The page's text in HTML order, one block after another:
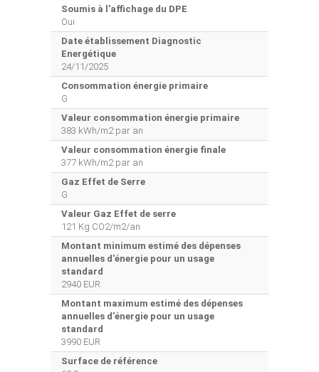
Soumis à l'affichage du DPE
Oui
Date établissement Diagnostic
Energétique
24/11/2025
Consommation énergie primaire
G
Valeur consommation énergie primaire
383 kWh/m2 par an
Valeur consommation énergie finale
377 kWh/m2 par an
Gaz Effet de Serre
G
Valeur Gaz Effet de serre
121 Kg CO2/m2/an
Montant minimum estimé des dépenses
annuelles d'énergie pour un usage
standard
2940 EUR
Montant maximum estimé des dépenses
annuelles d'énergie pour un usage
standard
3990 EUR
Surface de référence